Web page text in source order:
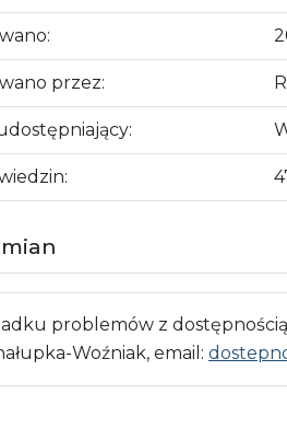
przez:
problemów z
Woźniak, email: